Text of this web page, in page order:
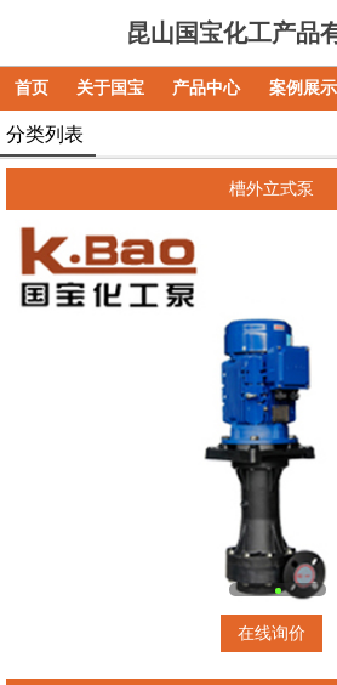
昆山国宝化工产品
首页 关于国宝 产品中心 案例展示
分类列表
槽外立式泵
在线询价